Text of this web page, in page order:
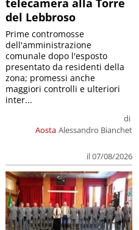
telecamera alla Torre
del Lebbroso
Aosta
di
Alessandro Bianchet
il 07/08/2026
Prime contromosse
dell'amministrazione
comunale dopo l'esposto
presentato da residenti della
zona; promessi anche
maggiori controlli e ulteriori
inter...